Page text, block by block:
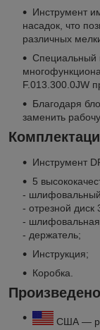
Инструмент
насадок, что
различных
Специальный
F.013.300.0JW
Благодаря
заменить
Инструмент
5
-
- отрезной диск
- шлифовальная
- держатель;
Инструкция;
Коробка.
США —